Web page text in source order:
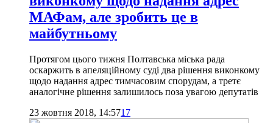
МАФам, але зробить це в
майбутньому
Протягом цього тижня Полтавська міська рада
оскаржить в апеляційному суді два рішення виконкому
щодо надання адрес тимчасовим спорудам, а третє
аналогічне рішення залишилось поза увагою депутатів
23 жовтня 2018, 14:5717